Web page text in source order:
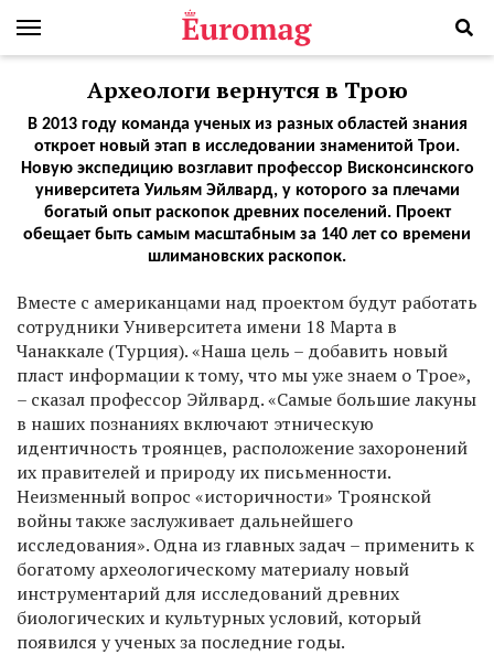
Археологи вернутся в Трою
В 2013 году команда ученых из разных областей знания
откроет новый этап в исследовании знаменитой Трои.
Новую экспедицию возглавит профессор Висконсинского
университета Уильям Эйлвард, у которого за плечами
богатый опыт раскопок древних поселений. Проект
обещает быть самым масштабным за 140 лет со времени
шлимановских раскопок.
Вместе с американцами над проектом будут работать
сотрудники Университета имени 18 Марта в
Чанаккале (Турция). «Наша цель – добавить новый
пласт информации к тому, что мы уже знаем о Трое»,
– сказал профессор Эйлвард. «Самые большие лакуны
в наших познаниях включают этническую
идентичность троянцев, расположение захоронений
их правителей и природу их письменности.
Неизменный вопрос «историчности» Троянской
войны также заслуживает дальнейшего
исследования». Одна из главных задач – применить к
богатому археологическому материалу новый
инструментарий для исследований древних
биологических и культурных условий, который
появился у ученых за последние годы.